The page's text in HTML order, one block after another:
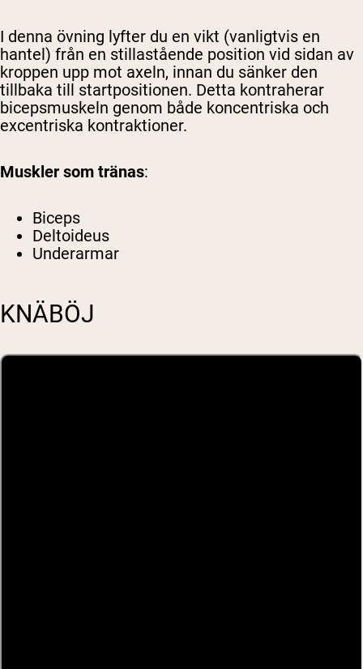
I denna övning lyfter du en vikt (vanligtvis en
hantel) från en stillastående position vid sidan av
kroppen upp mot axeln, innan du sänker den
tillbaka till startpositionen. Detta kontraherar
bicepsmuskeln genom både koncentriska och
excentriska kontraktioner.
Muskler som tränas:
Biceps
Deltoideus
Underarmar
KNÄBÖJ